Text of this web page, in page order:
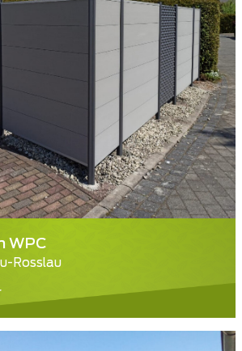
WPC
Rosslau